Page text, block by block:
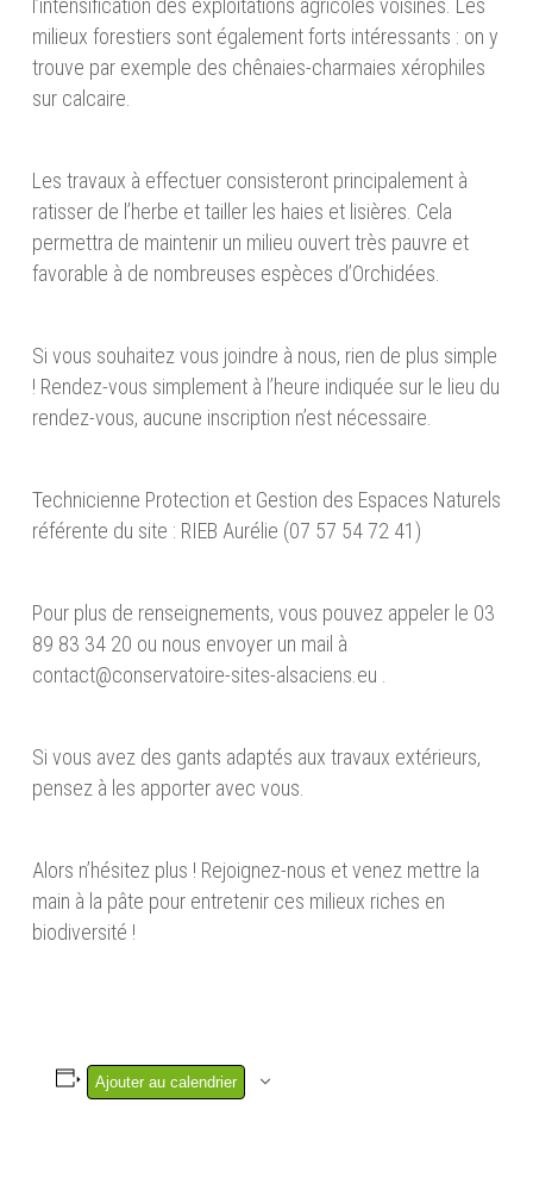
l’intensification des exploitations agricoles voisines. Les
milieux forestiers sont également forts intéressants : on y
trouve par exemple des chênaies-charmaies xérophiles
sur calcaire.
Les travaux à effectuer consisteront principalement à
ratisser de l’herbe et tailler les haies et lisières. Cela
permettra de maintenir un milieu ouvert très pauvre et
favorable à de nombreuses espèces d’Orchidées.
Si vous souhaitez vous joindre à nous, rien de plus simple
! Rendez-vous simplement à l’heure indiquée sur le lieu du
rendez-vous, aucune inscription n’est nécessaire.
Technicienne Protection et Gestion des Espaces Naturels
référente du site : RIEB Aurélie (07 57 54 72 41)
Pour plus de renseignements, vous pouvez appeler le 03
89 83 34 20 ou nous envoyer un mail à
contact@conservatoire-sites-alsaciens.eu .
Si vous avez des gants adaptés aux travaux extérieurs,
pensez à les apporter avec vous.
Alors n’hésitez plus ! Rejoignez-nous et venez mettre la
main à la pâte pour entretenir ces milieux riches en
biodiversité !
Ajouter au calendrier